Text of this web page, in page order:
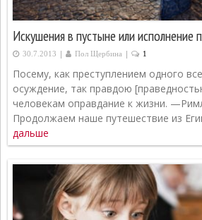
Искушения в пустыне или исполнение
30.7.2013 | Пол Щербина | 1
Посему, как преступлением одного
осуждение, так правдою
человекам оправдание к жизни.
Продолжаем наше путешествие из
дальше